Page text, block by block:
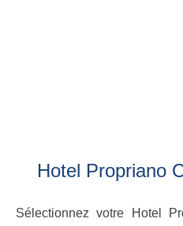
Hotel Propriano
Sélectionnez votre Hotel